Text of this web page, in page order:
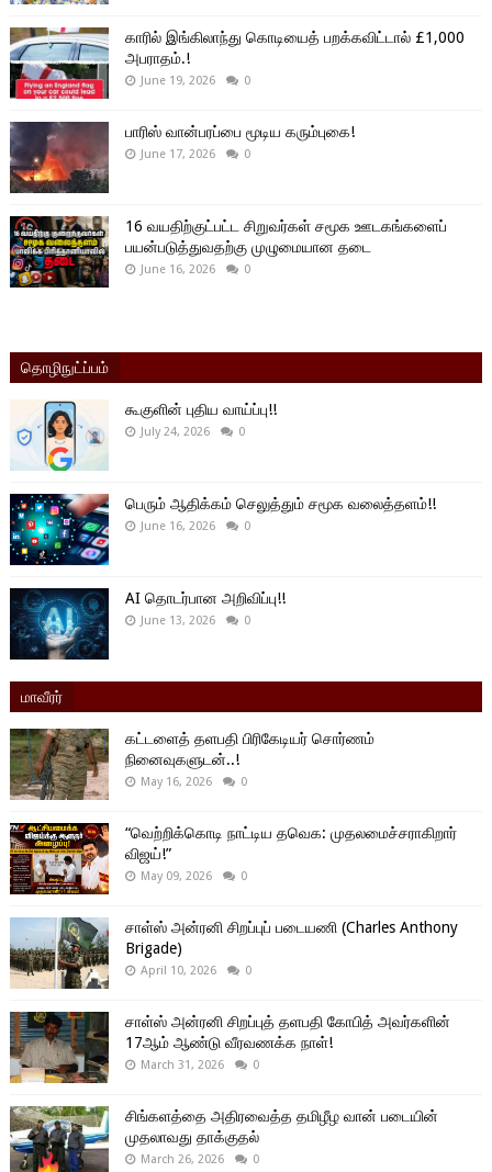
காரில் இங்கிலாந்து கொடியைத் பறக்கவிட்டால் £1,000
அபராதம்.!
June 19, 2026 0
பாரிஸ் வான்பரப்பை மூடிய கரும்புகை!
June 17, 2026 0
16 வயதிற்குட்பட்ட சிறுவர்கள் சமூக ஊடகங்களைப்
பயன்படுத்துவதற்கு முழுமையான தடை
June 16, 2026 0
தொழிநுட்ப்பம்
கூகுளின் புதிய வாய்ப்பு!!
July 24, 2026 0
பெரும் ஆதிக்கம் செலுத்தும் சமூக வலைத்தளம்!!
June 16, 2026 0
AI தொடர்பான அறிவிப்பு!!
June 13, 2026 0
மாவீரர்
கட்டளைத் தளபதி பிரிகேடியர் சொர்ணம்
நினைவுகளுடன்..!
May 16, 2026 0
“வெற்றிக்கொடி நாட்டிய தவெக: முதலமைச்சராகிறார்
விஜய்!”
May 09, 2026 0
சாள்ஸ் அன்ரனி சிறப்புப் படையணி (Charles Anthony
Brigade)
April 10, 2026 0
சாள்ஸ் அன்ரனி சிறப்புத் தளபதி கோபித் அவர்களின்
17ஆம் ஆண்டு வீரவணக்க நாள்!
March 31, 2026 0
சிங்களத்தை அதிரவைத்த தமிழீழ வான் படையின்
முதலாவது தாக்குதல்
March 26, 2026 0